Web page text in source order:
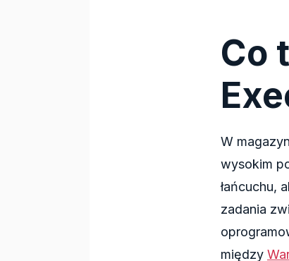
Co
W
wysokim
łańcuchu,
zadania
między